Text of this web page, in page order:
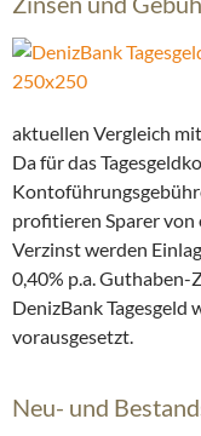
aktuellen Vergleich
Da für das
profitieren Sparer von
Verzinst werden
0,40% p.a. Guthaben-
DenizBank Tagesgeld
vorausgesetzt.
Neu- und